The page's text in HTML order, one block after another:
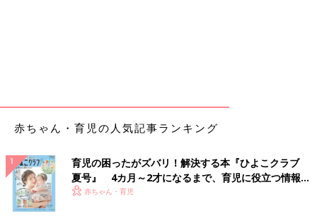
赤ちゃん・育児の人気記事ランキング
育児の困ったがズバリ！解決する本『ひよこクラブ
夏号』 4カ月～2才になるまで、育児に役立つ情報が
いっぱい！
赤ちゃん・育児